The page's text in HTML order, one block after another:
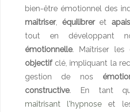
bien-être émotionnel des
maîtriser, équilibreret
tout en développant
émotionnelle. Maîtriser les
objectifclé, impliquant la
gestion de nos
constructive. En tant
maîtrisant l'hypnose et